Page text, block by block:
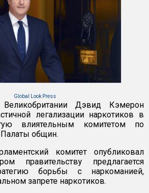
Global Look Press
Великобритании Дэвид Кэмерон
легализации наркотиков в
влиятельным комитетом по
общин.
комитет опубликовал
правительству предлагается
борьбы с наркоманией,
запрете наркотиков.